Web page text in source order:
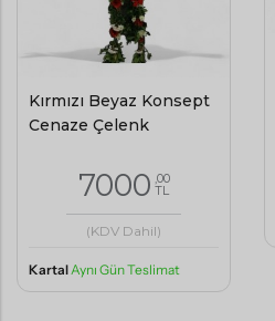
Kırmızı Beyaz Konsept
Cenaze Çelenk
7000 ,00
TL
(KDV Dahil)
KartalAynı Gün Teslimat